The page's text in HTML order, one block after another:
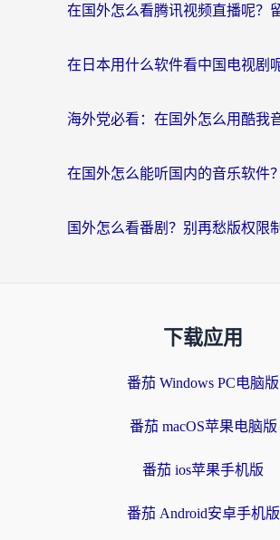
下载应用
番茄 Windows PC电脑版
番茄 macOS苹果电脑版
番茄 ios苹果手机版
番茄 Android安卓手机版